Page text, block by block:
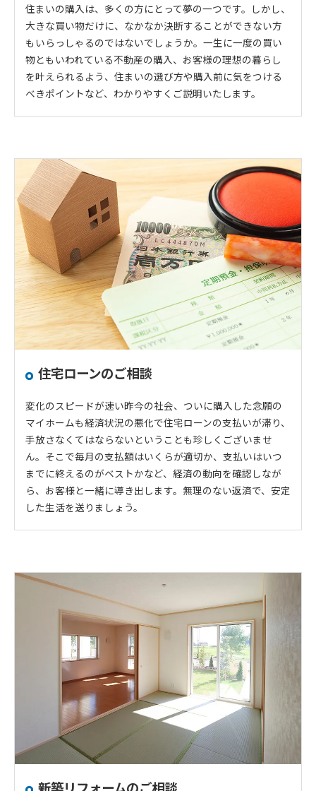
住まいの購入は、多くの方にとって夢の一つです。しかし、
大きな買い物だけに、なかなか決断することができない方
もいらっしゃるのではないでしょうか。一生に一度の買い
物ともいわれている不動産の購入、お客様の理想の暮らし
を叶えられるよう、住まいの選び方や購入前に気をつける
べきポイントなど、わかりやすくご説明いたします。
住宅ローンのご相談
変化のスピードが速い昨今の社会、ついに購入した念願の
マイホームも経済状況の悪化で住宅ローンの支払いが滞り、
手放さなくてはならないということも珍しくございませ
ん。そこで毎月の支払額はいくらが適切か、支払いはいつ
までに終えるのがベストかなど、経済の動向を確認しなが
ら、お客様と一緒に導き出します。無理のない返済で、安定
した生活を送りましょう。